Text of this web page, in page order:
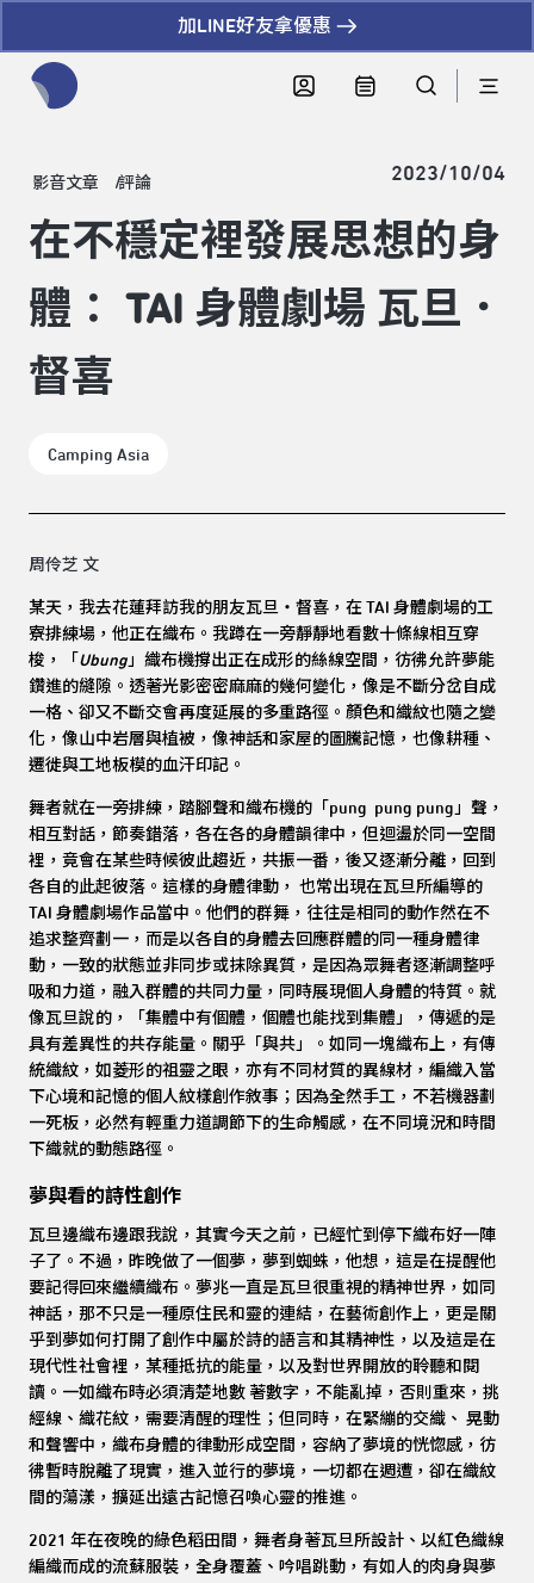
加LINE好友拿優惠
影音文章 評論 2023/10/04
在不穩定裡發展思想的身
體： TAI 身體劇場 瓦旦．
督喜
Camping Asia
周伶芝 文
某天，我去花蓮拜訪我的朋友瓦旦・督喜，在 TAI 身體劇場的工
寮排練場，他正在織布。我蹲在一旁靜靜地看數十條線相互穿
梭，「 Ubung」織布機撐出正在成形的絲線空間，彷彿允許夢能
鑽進的縫隙。透著光影密密麻麻的幾何變化，像是不斷分岔自成
一格、卻又不斷交會再度延展的多重路徑。顏色和織紋也隨之變
化，像山中岩層與植被，像神話和家屋的圖騰記憶，也像耕種、
遷徙與工地板模的血汗印記。
舞者就在一旁排練，踏腳聲和織布機的「pung pung pung」聲，
相互對話，節奏錯落，各在各的身體韻律中，但迴盪於同一空間
裡，竟會在某些時候彼此趨近，共振一番，後又逐漸分離，回到
各自的此起彼落。這樣的身體律動， 也常出現在瓦旦所編導的
TAI 身體劇場作品當中。他們的群舞，往往是相同的動作然在不
追求整齊劃一，而是以各自的身體去回應群體的同一種身體律
動，一致的狀態並非同步或抹除異質，是因為眾舞者逐漸調整呼
吸和力道，融入群體的共同力量，同時展現個人身體的特質。就
像瓦旦說的，「集體中有個體，個體也能找到集體」，傳遞的是
具有差異性的共存能量。關乎「與共」。如同一塊織布上，有傳
統織紋，如菱形的祖靈之眼，亦有不同材質的異線材，編織入當
下心境和記憶的個人紋樣創作敘事；因為全然手工，不若機器劃
一死板，必然有輕重力道調節下的生命觸感，在不同境況和時間
下織就的動態路徑。
夢與看的詩性創作
瓦旦邊織布邊跟我說，其實今天之前，已經忙到停下織布好一陣
子了。不過，昨晚做了一個夢，夢到蜘蛛，他想，這是在提醒他
要記得回來繼續織布。夢兆一直是瓦旦很重視的精神世界，如同
神話，那不只是一種原住民和靈的連結，在藝術創作上，更是關
乎到夢如何打開了創作中屬於詩的語言和其精神性，以及這是在
現代性社會裡，某種抵抗的能量，以及對世界開放的聆聽和閱
讀。一如織布時必須清楚地數 著數字，不能亂掉，否則重來，挑
經線、織花紋，需要清醒的理性；但同時，在緊繃的交織、 晃動
和聲響中，織布身體的律動形成空間，容納了夢境的恍惚感，彷
彿暫時脫離了現實，進入並行的夢境，一切都在週遭，卻在織紋
間的蕩漾，擴延出遠古記憶召喚心靈的推進。
2021 年在夜晚的綠色稻田間，舞者身著瓦旦所設計、以紅色織線
編織而成的流蘇服裝，全身覆蓋、吟唱跳動，有如人的肉身與夢